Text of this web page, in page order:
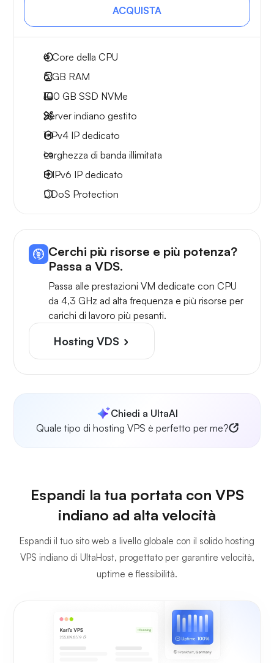
ACQUISTA
4Core della CPU
6 GB RAM
100 GB SSD NVMe
Server indiano gestito
1 IPv4 IP dedicato
Larghezza di banda illimitata
8 IPv6 IP dedicato
DDoS Protection
Cerchi più risorse e più potenza?
Passa a VDS.
Passa alle prestazioni VM dedicate con CPU
da 4,3 GHz ad alta frequenza e più risorse per
carichi di lavoro più pesanti.
Hosting VDS
Chiedi a UltaAI
Quale tipo di hosting VPS è perfetto per me?
Espandi la tua portata con VPS
indiano ad alta velocità
Espandi il tuo sito web a livello globale con il solido hosting
VPS indiano di UltaHost, progettato per garantire velocità,
uptime e flessibilità.